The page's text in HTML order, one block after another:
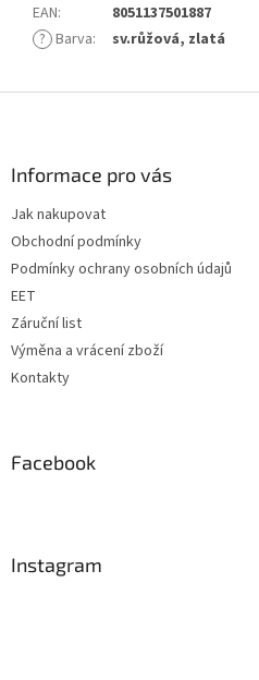
EAN:
8051137501887
? Barva: sv.růžová, zlatá
Informace pro vás
Jak nakupovat
Obchodní podmínky
Podmínky ochrany osobních údajů
EET
Záruční list
Výměna a vrácení zboží
Kontakty
Facebook
Instagram